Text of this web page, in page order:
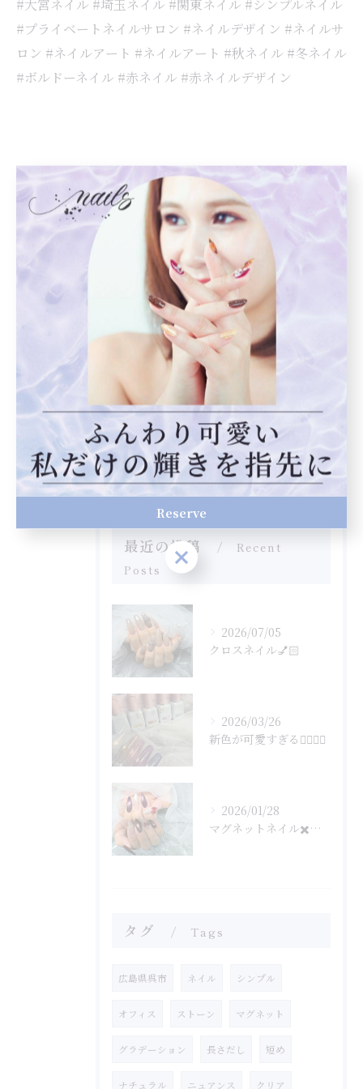
#大宮ネイル #埼玉ネイル #関東ネイル #シンプルネイル
#プライベートネイルサロン #ネイルデザイン #ネイルサ
ロン #ネイルアート #ネイルアート #秋ネイル #冬ネイル
#ボルドーネイル #赤ネイル #赤ネイルデザイン
< 前のページ 一覧に戻る 次のページ >
カテゴリー Categories
全てのカテゴリー
フット
自爪育成
フィルイン
最近の投稿
Recent
Posts
2026/07/05
クロスネイル💅🏻
2026/03/26
新色が可愛すぎる🤦‍♀️🤦‍♀️
2026/01/28
マグネットネイル✖️フラッシュネイル
タグ Tags
広島県呉市 ネイル シンプル
オフィス ストーン マグネット
グラデーション 長さだし 短め
ナチュラル ニュアンス クリア
Reserve
Reserve